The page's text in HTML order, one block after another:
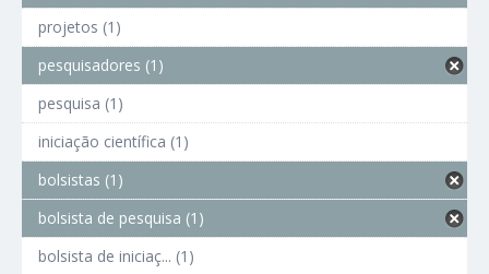
projetos (1)
pesquisadores (1)
pesquisa (1)
iniciação científica (1)
bolsistas (1)
bolsista de pesquisa (1)
bolsista de iniciaç... (1)